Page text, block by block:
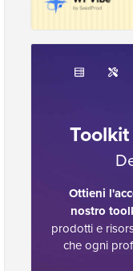
Ottieni
nostro
prodotti e
che ogni